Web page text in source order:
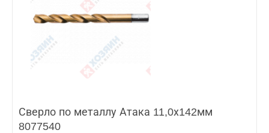
Сверло по металлу Атака 11,0х142мм
8077540